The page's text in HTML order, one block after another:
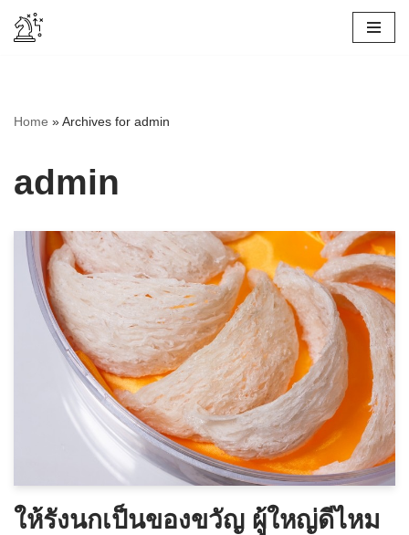
Home »Archives for admin
admin
ให้รังนกเป็นของขวัญ ผู้ใหญ่ดีไหม